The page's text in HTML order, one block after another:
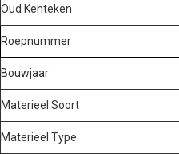
Oud Kenteken
Roepnummer
Bouwjaar
Materieel Soort
Materieel Type